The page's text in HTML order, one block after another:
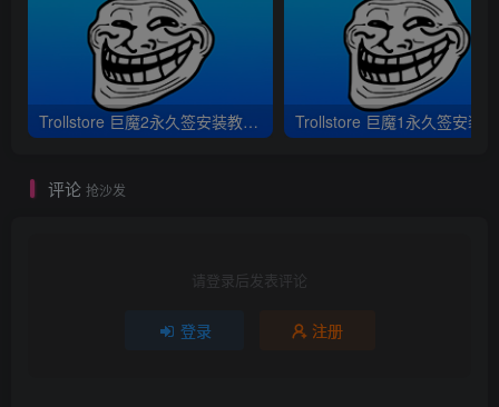
Trollstore 巨魔2永久签安装教程｜支持A8-A17 M1M2 iOS15.5-16.6.1
评论 抢沙发
请登录后发表评论
登录 注册